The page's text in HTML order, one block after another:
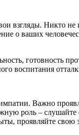
взгляды. Никто
о ваших
готовность
воспитания
Важно
роль –
проявляйте